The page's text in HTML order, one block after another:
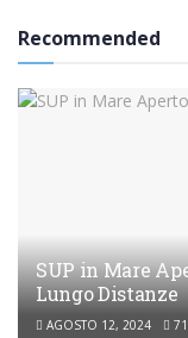
Recommended
SUP in Mare
Lungo Distanze
AGOSTO 12, 2024 71